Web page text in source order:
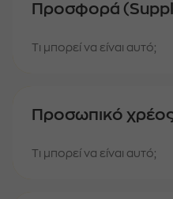
Προσφορά
Τι μπορεί να είναι αυτό;
Προσωπικό
Τι μπορεί να είναι αυτό;